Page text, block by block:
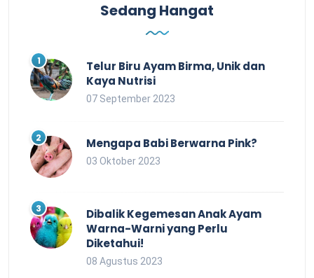
Sedang Hangat
Telur Biru Ayam Birma, Unik dan
Kaya Nutrisi
07 September 2023
Mengapa Babi Berwarna Pink?
03 Oktober 2023
Dibalik Kegemesan Anak Ayam
Warna-Warni yang Perlu
Diketahui!
08 Agustus 2023